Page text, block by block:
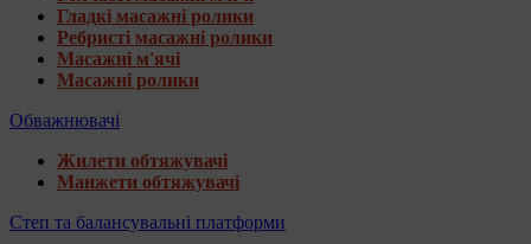
Гладкі масажні ролики
Ребристі масажні ролики
Масажні м'ячі
Масажні ролики
Обважнювачі
Жилети обтяжувачі
Манжети обтяжувачі
Степ та балансувальні платформи